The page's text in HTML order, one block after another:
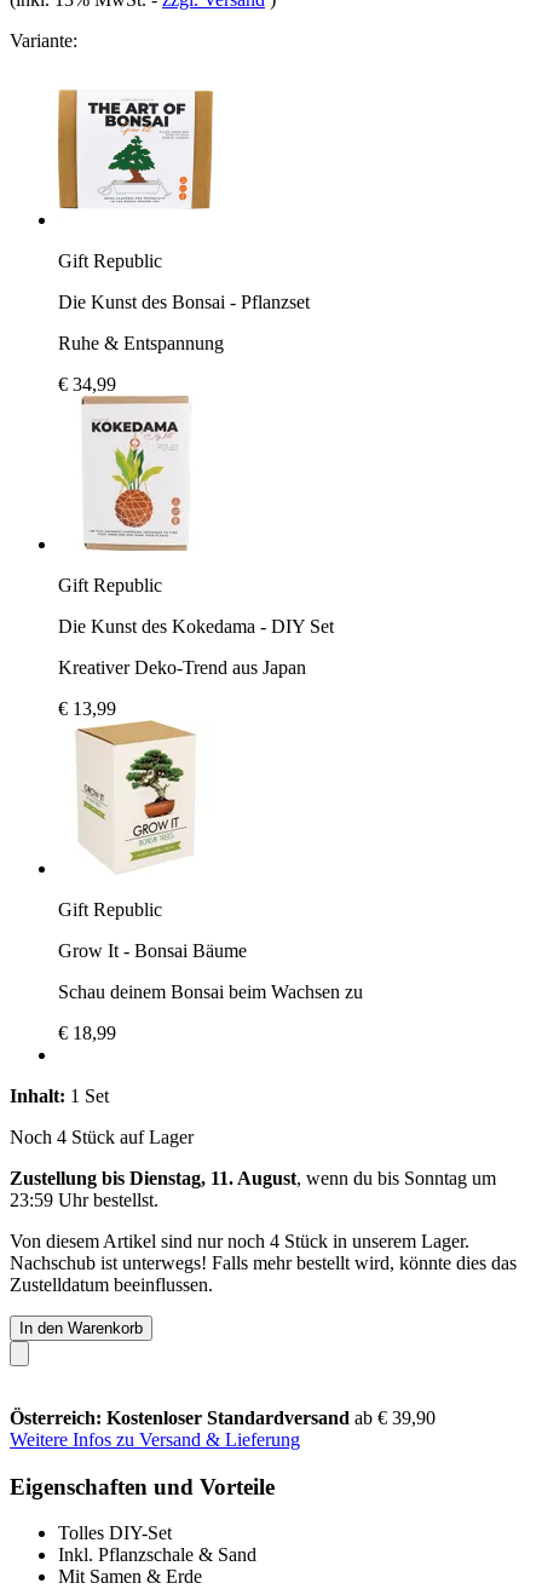
Variante:
Gift Republic
Die Kunst des Bonsai - Pflanzset
Ruhe & Entspannung
€ 34,99
Gift Republic
Die Kunst des Kokedama - DIY Set
Kreativer Deko-Trend aus Japan
€ 13,99
Gift Republic
Grow It - Bonsai Bäume
Schau deinem Bonsai beim Wachsen zu
€ 18,99
Inhalt: 1 Set
Noch 4 Stück auf Lager
Zustellung bis Dienstag, 11. August, wenn du bis Sonntag um
23:59 Uhrbestellst.
Von diesem Artikel sind nur noch 4 Stück in unserem Lager.
Nachschub ist unterwegs! Falls mehr bestellt wird, könnte dies das
Zustelldatum beeinflussen.
In den Warenkorb
Österreich: Kostenloser Standardversand ab € 39,90
Weitere Infos zu Versand & Lieferung
Eigenschaften und Vorteile
Tolles DIY-Set
Inkl. Pflanzschale & Sand
Mit Samen & Erde